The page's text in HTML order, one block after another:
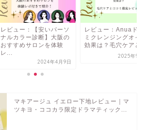
レビュー：Anuaドクダ
ミクレンジングオイルの
効果は？毛穴ケアと口...
髪が伸びにくくなっ
感じたらこれ！無印
用エイジングケアエ
マキアージュ イエロー下地レビュー｜マ
ツキヨ・ココカラ限定ドラマティック...